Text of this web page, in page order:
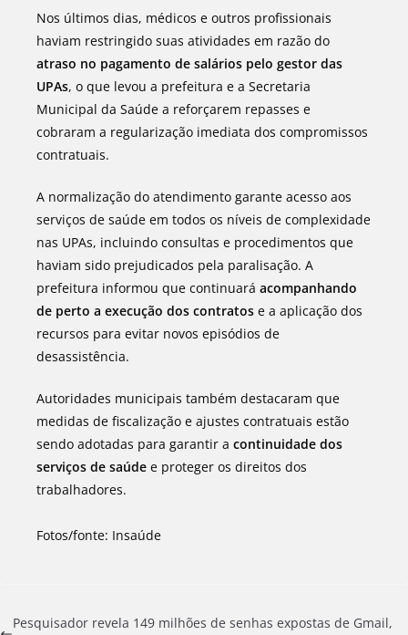
Nos últimos dias, médicos e outros profissionais
haviam restringido suas atividades em razão do
atraso no pagamento de salários pelo gestor das
UPAs, o que levou a prefeitura e a Secretaria
Municipal da Saúde a reforçarem repasses e
cobraram a regularização imediata dos compromissos
contratuais.
A normalização do atendimento garante acesso aos
serviços de saúde em todos os níveis de complexidade
nas UPAs, incluindo consultas e procedimentos que
haviam sido prejudicados pela paralisação. A
prefeitura informou que continuará acompanhando
de perto a execução dos contratos e a aplicação dos
recursos para evitar novos episódios de
desassistência.
Autoridades municipais também destacaram que
medidas de fiscalização e ajustes contratuais estão
sendo adotadas para garantir a continuidade dos
serviços de saúde e proteger os direitos dos
trabalhadores.
Fotos/fonte: Insaúde
Pesquisador revela 149 milhões de senhas expostas de Gmail,